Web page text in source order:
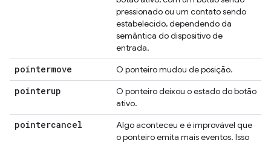
pressionado ou um contato sendo
estabelecido, dependendo da
semântica do dispositivo de
entrada.
pointermove O ponteiro mudou de posição.
pointerup
O ponteiro deixou o estado do botão
ativo.
pointercancel
Algo aconteceu e é improvável que
o ponteiro emita mais eventos. Isso